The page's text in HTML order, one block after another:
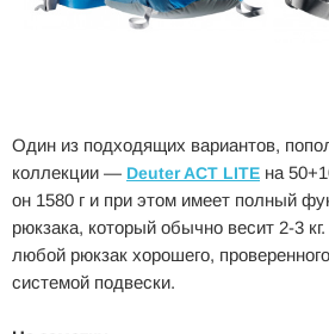
Один из подходящих вариантов,
коллекции — Deuter ACT LITE на
он 1580 г и при этом имеет полный
рюкзака, который обычно весит 2-3
любой рюкзак хорошего,
системой подвески.